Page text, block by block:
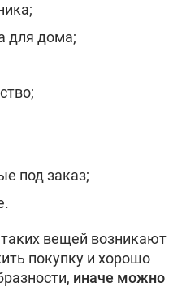
для дома;
под заказ;
вещей возникают
покупку и хорошо
иначе можно